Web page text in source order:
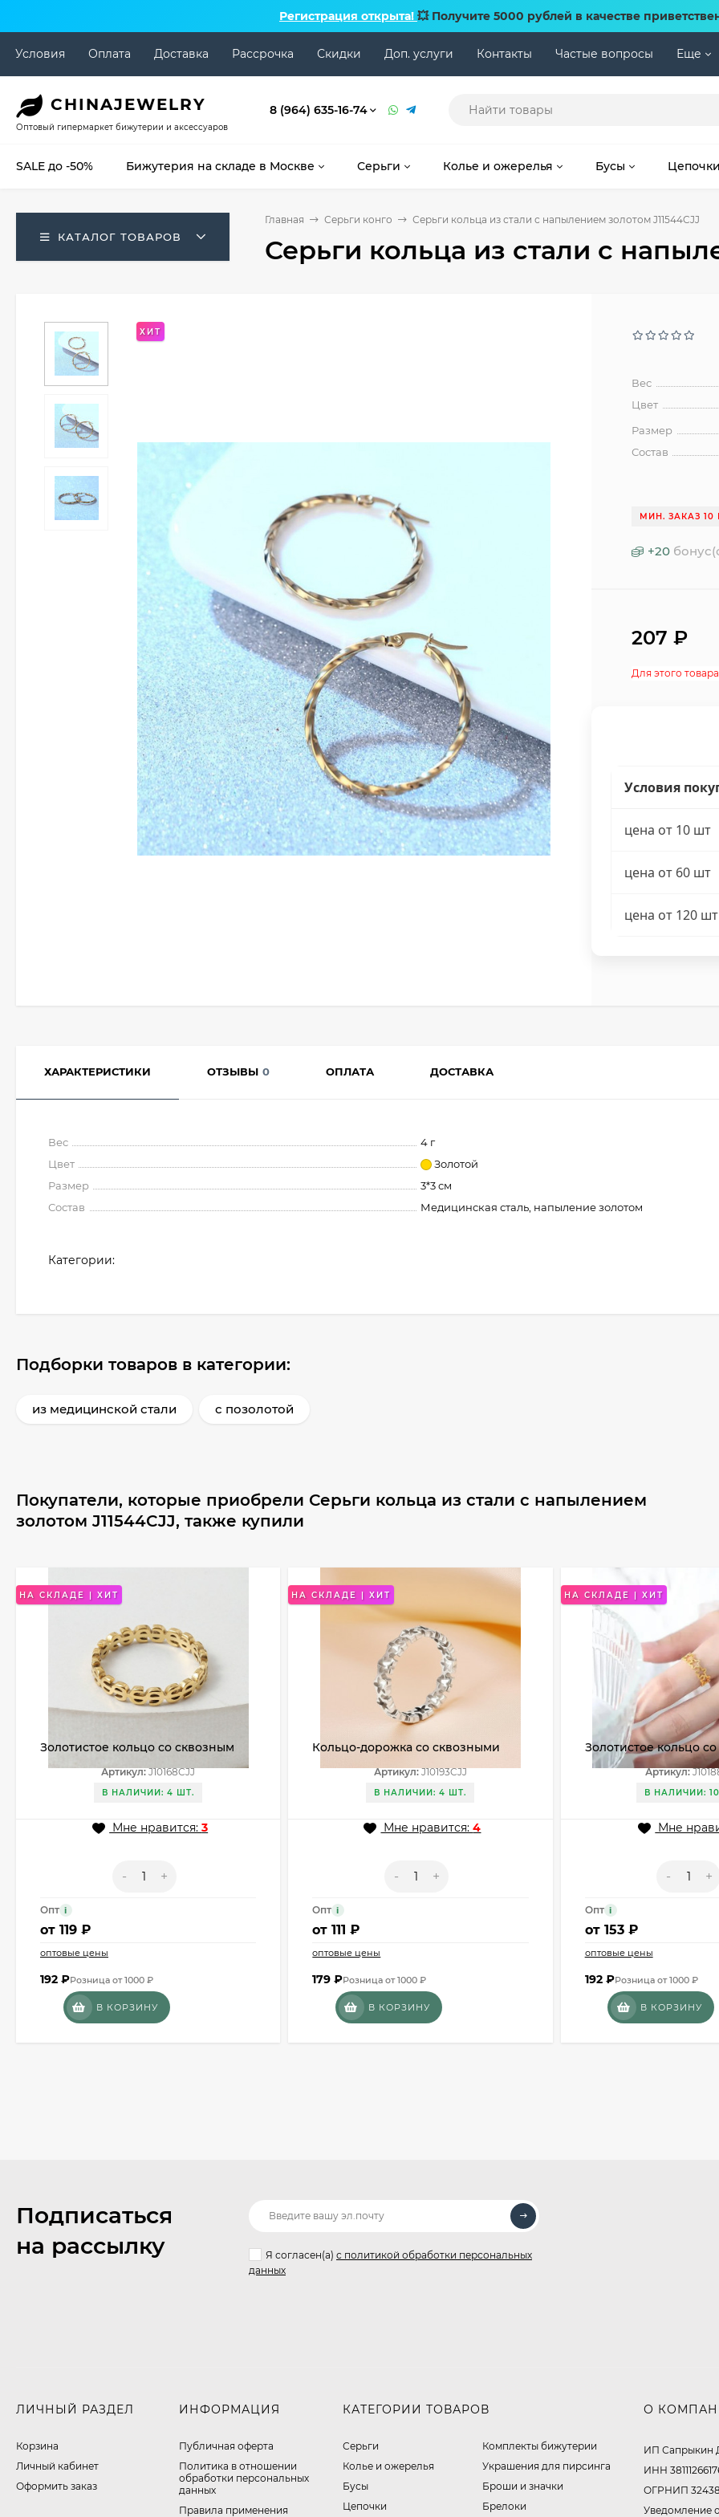
Регистрация открыта! 💥 Получите 5000 рублей в качестве
Условия Оплата Доставка Рассрочка Скидки Доп. услуги Контакты Частые вопросы Еще
CHINAJEWELRY
Оптовый гипермаркет бижутерии и аксессуаров
8 (964) 635-16-74
SALE до -50% Бижутерия на складе в Москве Серьги Колье и ожерелья Бусы Цепочки
КАТАЛОГ ТОВАРОВ
Главная Серьги конго Серьги кольца из стали с напылением золотом J11544CJJ
Серьги кольца из стали с
ХИТ
Вес
Цвет
Размер
Состав
МИН. ЗАКАЗ 10
+20
207₽
Для этого
Условия
цена от 10 шт
цена от 60 шт
цена от 120 шт
ХАРАКТЕРИСТИКИ ОТЗЫВЫ 0 ОПЛАТА ДОСТАВКА
Вес
4 г
Цвет
Золотой
Размер
3*3 см
Состав
Медицинская сталь, напыление золотом
Категории:
Подборки товаров в категории:
из медицинской стали с позолотой
Покупатели, которые приобрели Серьги кольца из стали с напылением
золотом J11544CJJ, также купили
НА СКЛАДЕ | ХИТ
Золотистое кольцо со сквозным
Артикул:J10168CJJ
В НАЛИЧИИ: 4 ШТ.
Мне нравится:3
- +
Опт i
от 119 ₽
оптовые цены
192 ₽Розница от 1000 ₽
В КОРЗИНУ
НА СКЛАДЕ | ХИТ
Кольцо-дорожка со сквозными
Артикул:J10193CJJ
В НАЛИЧИИ: 4 ШТ.
Мне нравится:4
- +
Опт i
от111 ₽
оптовые цены
179₽Розница от 1000 ₽
В КОРЗИНУ
НА СКЛАДЕ | ХИТ
Золотистое кольцо
звездочками по всей
Артикул:
В НАЛИЧИИ:
Мне
- +
Опт i
от 153 ₽
оптовые цены
192 ₽Розница от 1000 ₽
В КОРЗИНУ
Подписаться
на рассылку
Я согласен(a) с политикой обработки персональных
данных
ЛИЧНЫЙ РАЗДЕЛ
Корзина
Личный кабинет
Оформить заказ
ИНФОРМАЦИЯ
Публичная оферта
​Политика в отношении
обработки персональных
данных
Правила применения
КАТЕГОРИИ ТОВАРОВ
Серьги
Колье и ожерелья
Бусы
Цепочки
Комплекты бижутерии
Украшения для пирсинга
Броши и значки
Брелоки
О
ИП Сапрыкин
ИНН
ОГРНИП
Уведомление